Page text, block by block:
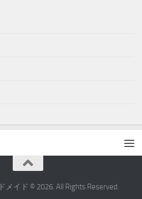
イド © 2026. All Rights Reserved.